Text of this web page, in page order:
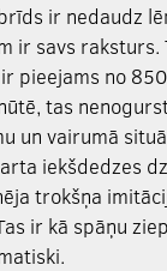
ir nedaudz
ir savs raksturs.
pieejams no
tas
un vairumā
iekšdedzes
trokšņa
ir kā spāņu